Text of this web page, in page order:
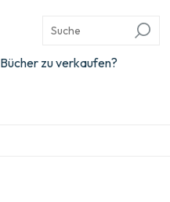
Bücher zu verkaufen?